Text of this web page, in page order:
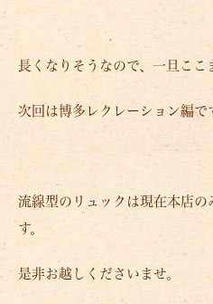
長くなりそうなので、一旦ここ
次回は博多レクレーション編で
流線型のリュックは現在本店の
す。
是非お越しくださいませ。